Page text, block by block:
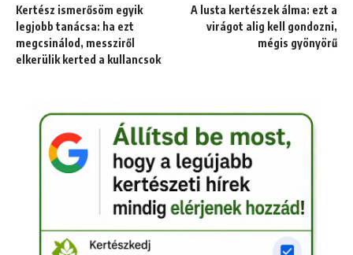
Kertész ismerősöm egyik
legjobb tanácsa: ha ezt
megcsinálod, messziről
elkerülik kerted a kullancsok
A lusta kertészek álma: ezt a
virágot alig kell gondozni,
mégis gyönyörű